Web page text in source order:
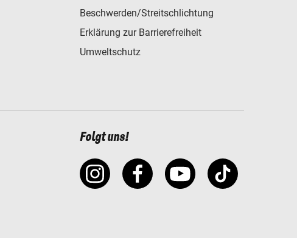
Beschwerden/Streitschlichtung
Erklärung zur Barrierefreiheit
Umweltschutz
Folgt uns!